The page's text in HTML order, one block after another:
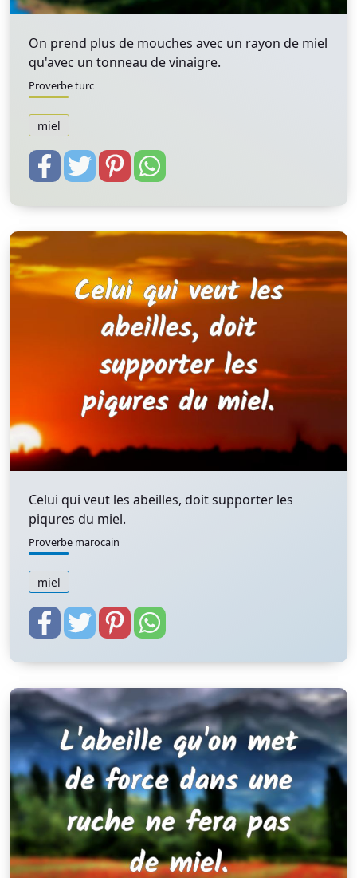
On prend plus de mouches avec un rayon de miel
qu'avec un tonneau de vinaigre.
Proverbe turc
miel
Celui qui veut les abeilles, doit supporter les
piqures du miel.
Proverbe marocain
miel